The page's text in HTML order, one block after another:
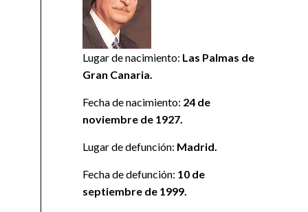
Lugar de nacimiento: Las Palmas de
Gran Canaria.
Fecha de nacimiento: 24 de
noviembre de 1927.
Lugar de defunción: Madrid.
Fecha de defunción: 10 de
septiembre de 1999.